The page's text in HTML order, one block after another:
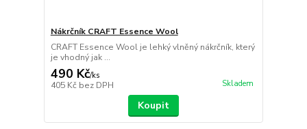
Nákrčník CRAFT Essence Wool
CRAFT Essence Wool je lehký vlněný nákrčník, který
je vhodný jak ...
490 Kč/ks
405 Kč bez DPH Skladem
Koupit